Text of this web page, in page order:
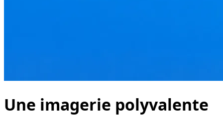
Une imagerie polyvalente